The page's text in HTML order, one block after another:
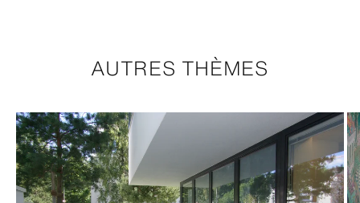
AUTRES THÈMES